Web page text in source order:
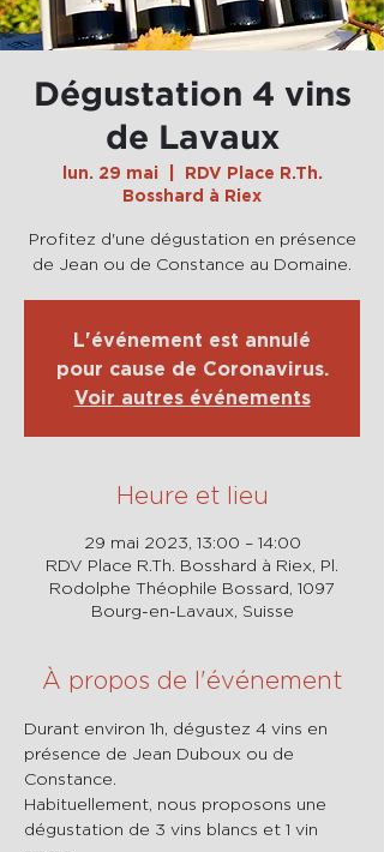
Dégustation 4 vins
de Lavaux
lun. 29 mai
RDV Place R.Th.
Bosshard à Riex
Profitez d'une dégustation en présence
de Jean ou de Constance au Domaine.
L'événement est annulé
pour cause de Coronavirus.
Voir autres événements
Heure et lieu
29 mai 2023, 13:00 – 14:00
RDV Place R.Th. Bosshard à Riex, Pl.
Rodolphe Théophile Bossard, 1097
Bourg-en-Lavaux, Suisse
À propos de l'événement
Durant environ 1h, dégustez 4 vins en
présence de Jean Duboux ou de
Constance.
Habituellement, nous proposons une
dégustation de 3 vins blancs et 1 vin